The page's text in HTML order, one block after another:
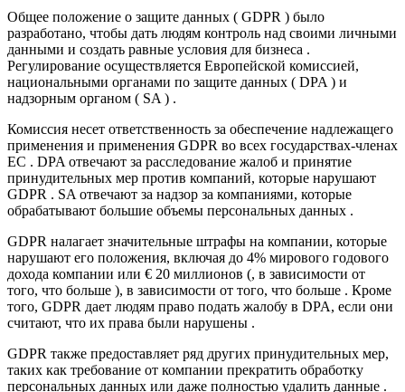
Общее положение о защите данных ( GDPR ) было
разработано, чтобы дать людям контроль над своими личными
данными и создать равные условия для бизнеса .
Регулирование осуществляется Европейской комиссией,
национальными органами по защите данных ( DPA ) и
надзорным органом ( SA ) .
Комиссия несет ответственность за обеспечение надлежащего
применения и применения GDPR во всех государствах-членах
ЕС . DPA отвечают за расследование жалоб и принятие
принудительных мер против компаний, которые нарушают
GDPR . SA отвечают за надзор за компаниями, которые
обрабатывают большие объемы персональных данных .
GDPR налагает значительные штрафы на компании, которые
нарушают его положения, включая до 4% мирового годового
дохода компании или € 20 миллионов (, в зависимости от
того, что больше ), в зависимости от того, что больше . Кроме
того, GDPR дает людям право подать жалобу в DPA, если они
считают, что их права были нарушены .
GDPR также предоставляет ряд других принудительных мер,
таких как требование от компании прекратить обработку
персональных данных или даже полностью удалить данные .